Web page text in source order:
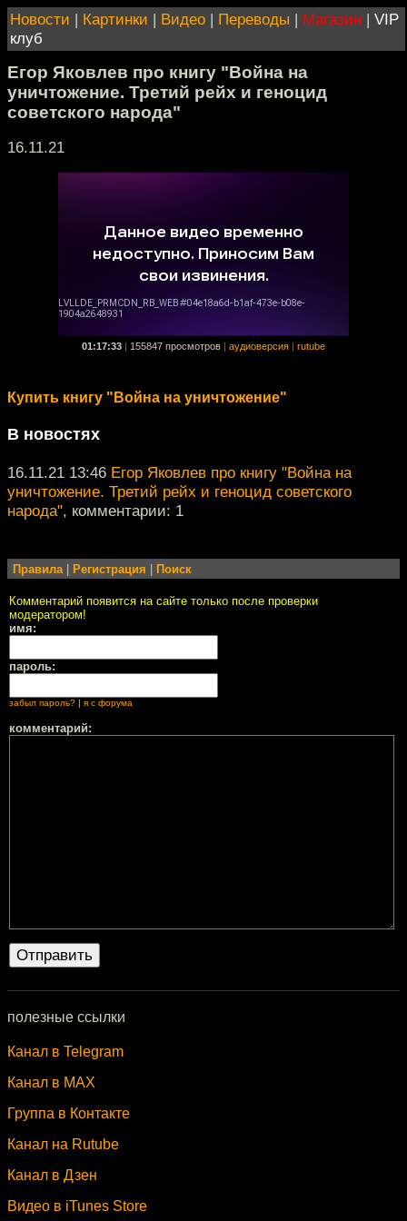
Новости | Картинки | Видео | Переводы | Магазин | VIP
клуб
Егор Яковлев про книгу "Война на
уничтожение. Третий рейх и геноцид
советского народа"
16.11.21
01:17:33 155847 просмотров аудиоверсия rutube
Купить книгу "Война на уничтожение"
В новостях
16.11.21 13:46 Егор Яковлев про книгу "Война на
уничтожение. Третий рейх и геноцид советского
народа", комментарии: 1
Правила| Регистрация Поиск
Комментарий появится на сайте только после проверки
модератором!
имя:
пароль:
забыл пароль? я с форума
комментарий:
полезные ссылки
Канал в Telegram
Канал в MAX
Группа в Контакте
Канал на Rutube
Канал в Дзен
Видео в iTunes Store